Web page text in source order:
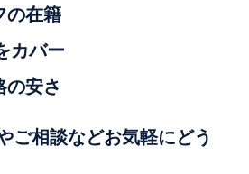
の在籍
カバー
の安さ
ご相談などお気軽にどう